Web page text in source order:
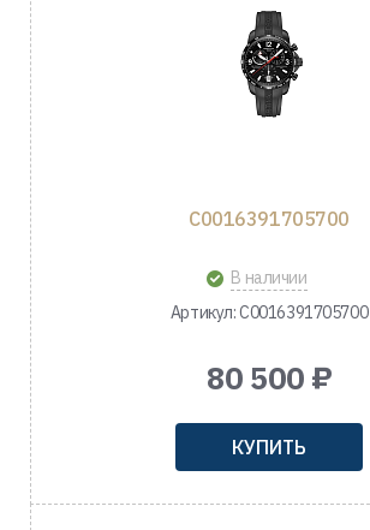
C0016391705700
В наличии
Артикул: C0016391705700
80 500 ₽
КУПИТЬ